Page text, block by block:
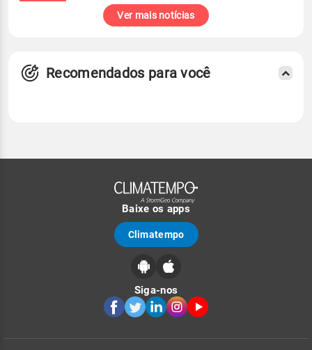
Ver mais notícias
Recomendados para você
Baixe os apps
Climatempo
Siga-nos